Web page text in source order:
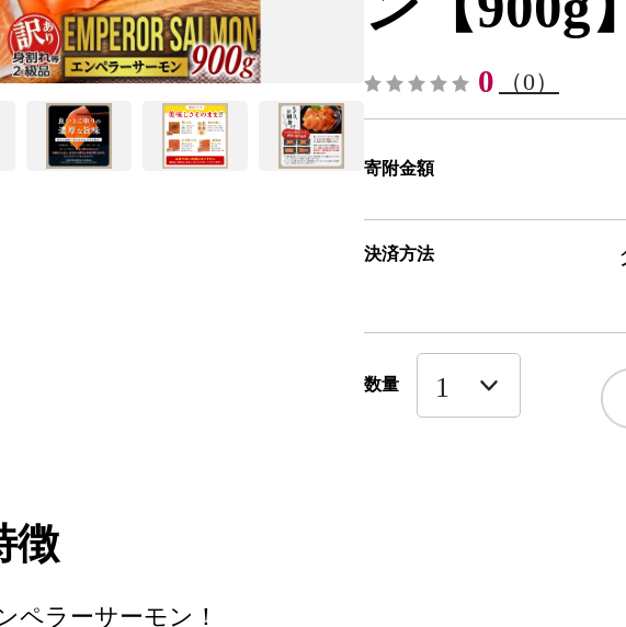
0 （0）
寄附金額
決済方法
数量
徴
ペラーサーモン！